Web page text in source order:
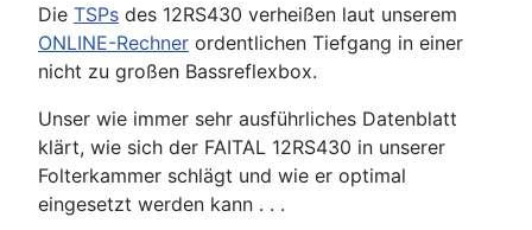
Die TSPs des 12RS430 verheißen laut unserem
ONLINE-Rechner ordentlichen Tiefgang in einer
nicht zu großen Bassreflexbox.
Unser wie immer sehr ausführliches Datenblatt
klärt, wie sich der FAITAL 12RS430 in unserer
Folterkammer schlägt und wie er optimal
eingesetzt werden kann . . .